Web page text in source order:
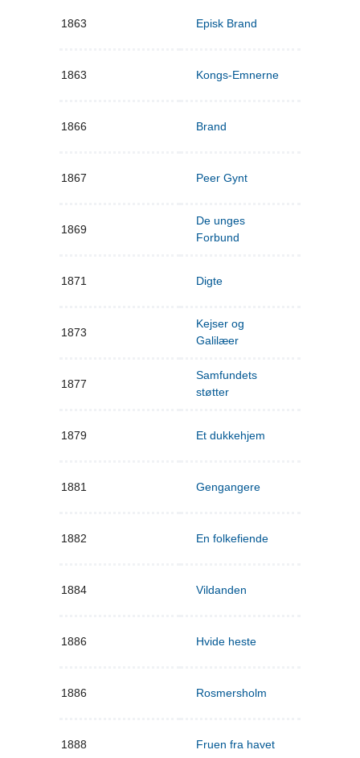
1863 Episk Brand
1863 Kongs-Emnerne
1866 Brand
1867 Peer Gynt
1869
De unges
Forbund
1871 Digte
1873
Kejser og
Galilæer
1877
Samfundets
støtter
1879 Et dukkehjem
1881 Gengangere
1882 En folkefiende
1884 Vildanden
1886 Hvide heste
1886 Rosmersholm
1888 Fruen fra havet